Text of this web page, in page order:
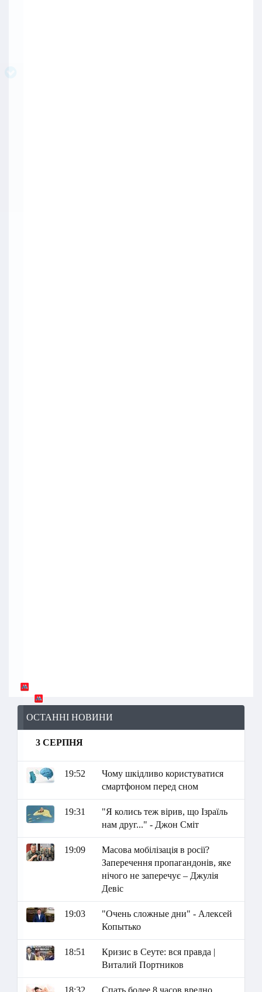
ОСТАННІ НОВИНИ
3 СЕРПНЯ
19:52
Чому шкідливо користуватися
смартфоном перед сном
19:31
"Я колись теж вірив, що Ізраїль
нам друг..." - Джон Сміт
19:09
Масова мобілізація в росії?
Заперечення пропагандонів, яке
нічого не заперечує – Джулія
Девіс
19:03
"Очень сложные дни" - Алексей
Копытько
18:51
Кризис в Сеуте: вся правда |
Виталий Портников
18:32 Спать более 8 часов вредно